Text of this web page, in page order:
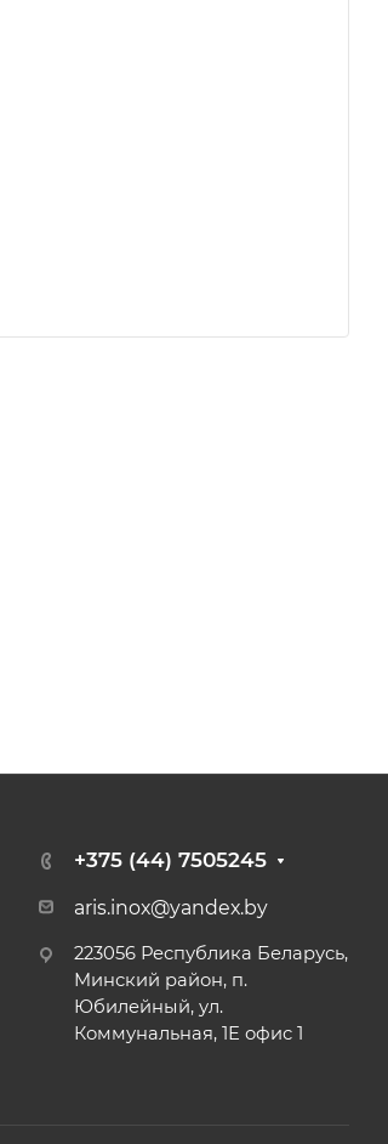
+375 (44) 7505245
aris.inox@yandex.by
223056 Республика Беларусь,
Минский район, п.
Юбилейный, ул.
Коммунальная, 1Е офис 1